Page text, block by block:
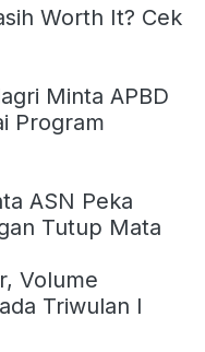
Worth It? Cek
Minta APBD
Program
ASN Peka
Tutup Mata
Volume
Triwulan I